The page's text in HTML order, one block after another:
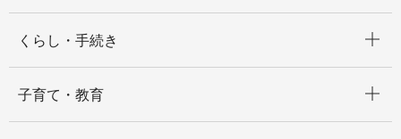
くらし・手続き
子育て・教育